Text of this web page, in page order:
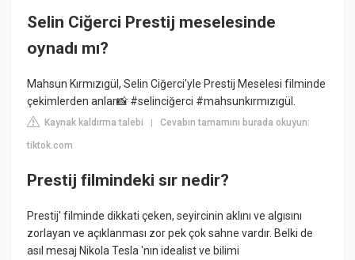
Selin Ciğerci Prestij meselesinde
oynadı mı?
Mahsun Kırmızıgül, Selin Ciğerci'yle Prestij Meselesi filminde
çekimlerden anlar📸 #selinciğerci #mahsunkırmızıgül.
Kaynak kaldırma talebi |Cevabın tamamını burada okuyun:
tiktok.com
Prestij filmindeki sır nedir?
Prestij' filminde dikkati çeken, seyircinin aklını ve algısını
zorlayan ve açıklanması zor pek çok sahne vardır. Belki de
asıl mesaj Nikola Tesla 'nın idealist ve bilimi